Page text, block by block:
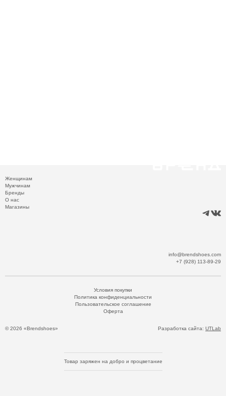
Женщинам
Мужчинам
Бренды
О нас
Магазины
info@brendshoes.com
+7 (928) 113-89-29
© 2026 «Brendshoes»
Условия покупки
Политика конфиденциальности
Пользовательское соглашение
Оферта
Разработка сайта: UTLab
Товар заряжен на добро и процветание